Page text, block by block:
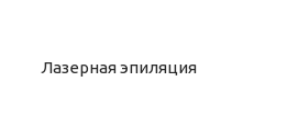
Лазерная эпиляция